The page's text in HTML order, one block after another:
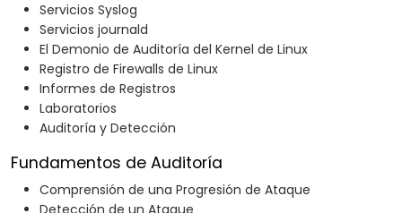
Servicios Syslog
Servicios journald
El Demonio de Auditoría del Kernel de Linux
Registro de Firewalls de Linux
Informes de Registros
Laboratorios
Auditoría y Detección
Fundamentos de Auditoría
Comprensión de una Progresión de Ataque